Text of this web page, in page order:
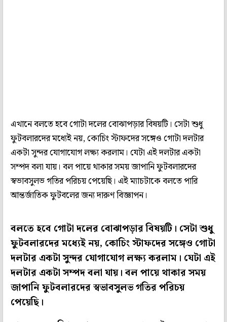
এখানে বলতে হবে গোটা দলের বোঝাপড়ার বিষয়টি। সেটা শুধু
ফুটবলারদের মধ্যেই নয়, কোচিং স্টাফদের সঙ্গেও গোটা দলটার
একটা সুন্দর যোগাযোগ লক্ষ্য করলাম। যেটা এই দলটার একটা
সম্পদ বলা যায়। বল পায়ে থাকার সময় জাপানি ফুটবলারদের
স্বভাবসুলভ গতির পরিচয় পেয়েছি। এই ম্যাচটাকে বলতে পারি
আন্তর্জাতিক ফুটবলের জন্য দারুণ বিজ্ঞাপন।
বলতে হবে গোটা দলের বোঝাপড়ার বিষয়টি। সেটা শুধু
ফুটবলারদের মধ্যেই নয়, কোচিং স্টাফদের সঙ্গেও গোটা
দলটার একটা সুন্দর যোগাযোগ লক্ষ্য করলাম। যেটা এই
দলটার একটা সম্পদ বলা যায়। বল পায়ে থাকার সময়
জাপানি ফুটবলারদের স্বভাবসুলভ গতির পরিচয়
পেয়েছি।